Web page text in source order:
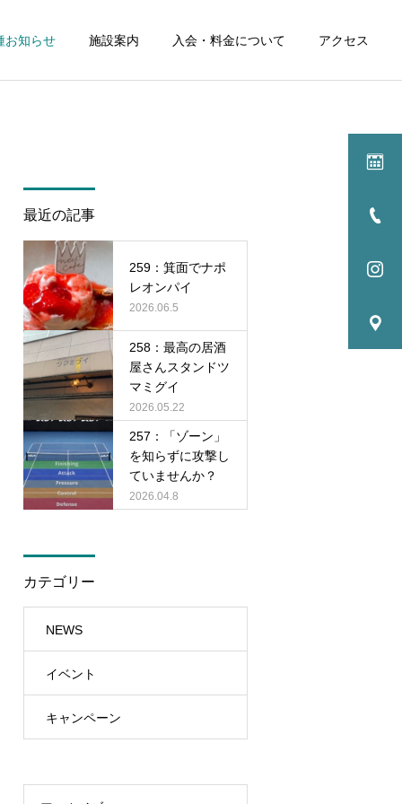
お知らせ 施設案内 入会・料金について アクセス
256：試合を見る中での観
点
255:最高の居酒屋さん 肉
最近の記事
259：箕面でナポ
レオンパイ
2026.06.5
258：最高の居酒
屋さんスタンドツ
マミグイ
2026.05.22
257：「ゾーン」
を知らずに攻撃し
ていませんか？
2026.04.8
カテゴリー
NEWS
イベント
キャンペーン